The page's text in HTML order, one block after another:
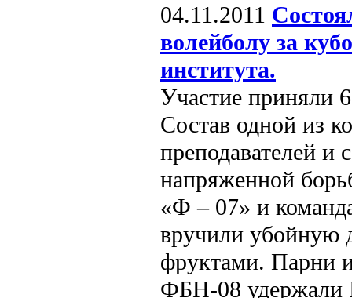
04.11.2011
волейболу за
института.
Участие приняли
Состав одной из
преподавателей и
напряженной
«Ф – 07» и
вручили убойную
фруктами. Парни
ФБН-08 удержали